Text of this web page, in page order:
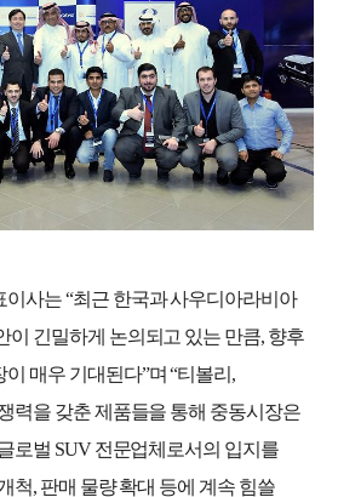
이사는“최근 한국과 사우디아라비아
이 긴밀하게 논의되고 있는 만큼, 향후
이 매우 기대된다”며“티볼리 ,
력을 갖춘 제품들을 통해 중동시장은
로벌 SUV전문업체로서의 입지를
척, 판매 물량 확대 등에 계속 힘쓸